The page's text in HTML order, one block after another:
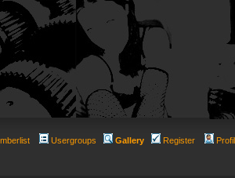
Usergroups Gallery Register